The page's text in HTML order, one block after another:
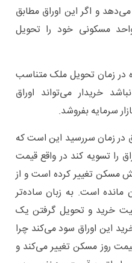
و اگر این اوراق مطابق
مسکونی خود را تحویل
در زمان تحویل ملک متناسب
خریدار می‌تواند اوراق
سرمایه بفروشد.
در زمان سررسید این است که
را تسویه کند در واقع قیمت
مسکن تغییر کرده است و از
است. به زبان ساده‌تر
خرید و تحویل گرفتن یک
این اوراق سود می‌کند چرا
روز مسکن تغییر می‌کند و